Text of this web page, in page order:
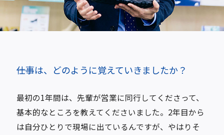
――仕事は、どのように覚えていきましたか？
最初の1年間は、先輩が営業に同行してくださって、
基本的なところを教えてくださいました。2年目から
は自分ひとりで現場に出ているんですが、やはりそ